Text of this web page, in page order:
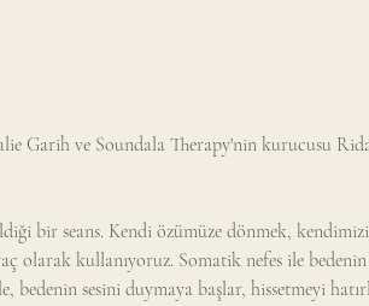
Garih ve Soundala Therapy'nin kurucusu
bir seans. Kendi özümüze dönmek,
olarak kullanıyoruz. Somatik nefes ile
bedenin sesini duymaya başlar, hissetmeyi